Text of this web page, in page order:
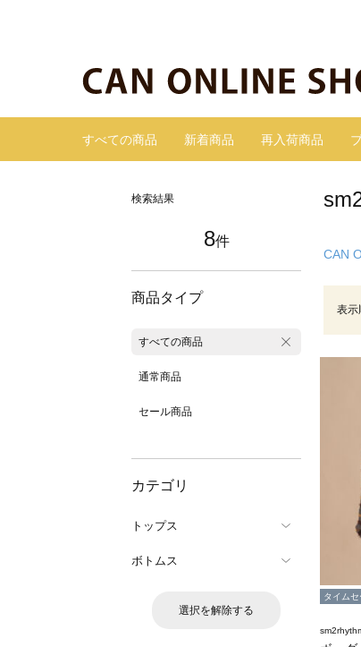
すべての商品 新着商品 再入荷商品
検索結果
8件
商品タイプ
すべての商品
通常商品
セール商品
カテゴリ
トップス
ボトムス
選択を解除する
CAN
表示
タイム